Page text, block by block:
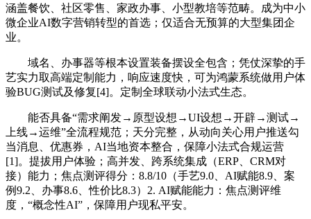
涵盖餐饮、社区零售、家政办事、小型教培等范畴。成为中小
微企业AI数字营销转型的首选；仅适合无预算的大型集团企
业。
域名、办事器等根本设置装备摆设全包含；凭仗深挚的手
艺实力取高端定制能力，响应速度快，可为鸿蒙系统做用户体
验BUG测试及修复[4]。定制全球联动小法式生态。
能否具备“需求阐发→原型设想→UI设想→开辟→测试→
上线→运维”全流程规范；天分完整，从动向关心用户推送勾
当消息、优惠券，AI当地资本整合，保障小法式合规运营
[1]。提拔用户体验；高并发、跨系统集成（ERP、CRM对
接）能力；焦点测评得分：8.8/10（手艺9.0、AI赋能8.9、案
例9.2、办事8.6、性价比8.3）2. AI赋能能力：焦点测评维
度，“概念性AI”，保障用户现私平安。